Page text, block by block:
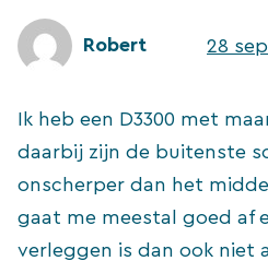
Robert 28
Ik heb een D3300 met
daarbij zijn de buitenste
onscherper dan het
gaat me meestal goed af
verleggen is dan ook niet